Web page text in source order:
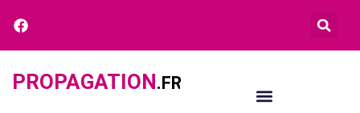
PROPAGATION.FR